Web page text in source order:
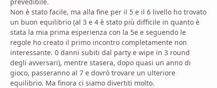
Non è stato facile, ma alla fine per il 5 e il 6 livello ho trovato
un buon equilibrio (al 3 e 4 è stato più difficile in quanto è
stata la mia prima esperienza con la 5e e seguendo le
regole ho creato il primo incontro completamente non
interessante. 0 danni subiti dal party e wipe in 3 round
degli avversari), mentre stasera, dopo quasi un anno di
gioco, passeranno al 7 e dovrò trovare un ulteriore
equilibrio. Ma finora ci siamo divertiti molto.